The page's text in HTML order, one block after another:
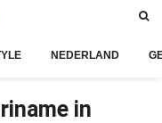
NEDERLAND
in